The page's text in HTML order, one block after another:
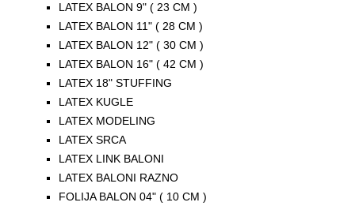
LATEX BALON 9" ( 23 CM )
LATEX BALON 11" ( 28 CM )
LATEX BALON 12" ( 30 CM )
LATEX BALON 16" ( 42 CM )
LATEX 18" STUFFING
LATEX KUGLE
LATEX MODELING
LATEX SRCA
LATEX LINK BALONI
LATEX BALONI RAZNO
FOLIJA BALON 04" ( 10 CM )